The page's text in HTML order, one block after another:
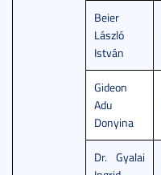
Beier
László
István
Gideon
Adu
Donyina
Dr. Gyalai